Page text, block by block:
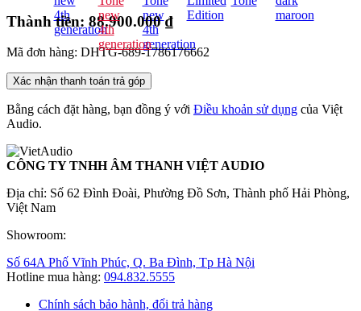
Thành tiền: 88.900.000 ₫
Mã đơn hàng: DHTG-689-1786176662
Xác nhận thanh toán trả góp
Bằng cách đặt hàng, bạn đồng ý với Điều khoản sử dụng của Việt
Audio.
CÔNG TY TNHH ÂM THANH VIỆT AUDIO
Địa chỉ: Số 62 Đình Đoài, Phường Đồ Sơn, Thành phố Hải Phòng,
Việt Nam
Showroom:
Số 64A Phố Vĩnh Phúc, Q. Ba Đình, Tp Hà Nội
Hotline mua hàng: 094.832.5555
Chính sách bảo hành, đổi trả hàng